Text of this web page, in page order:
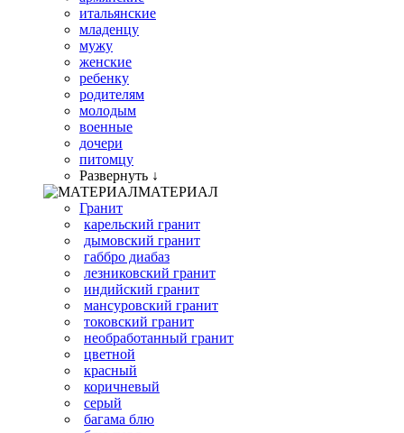
итальянские
младенцу
мужу
женские
ребенку
родителям
молодым
военные
дочери
питомцу
Развернуть ↓
МАТЕРИАЛ
Гранит
карельский гранит
дымовский гранит
габбро диабаз
лезниковский гранит
индийский гранит
мансуровский гранит
токовский гранит
необработанный гранит
цветной
красный
коричневый
серый
багама блю